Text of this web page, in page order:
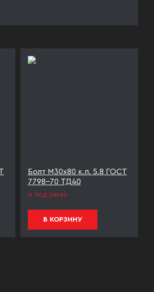
Болт М30х80 к.п. 5.8 ГОСТ
7798-70 ТД40
под заказ
В КОРЗИНУ